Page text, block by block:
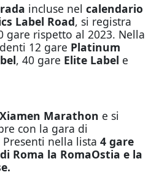
incluse nel calendario
Label Road, si registra
gare rispetto al 2023. Nella
12 gare Platinum
, 40 gare Elite Label e
Xiamen Marathon e si
con la gara di
Presenti nella lista 4 gare
Roma la RomaOstia e la